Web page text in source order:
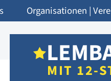
Organisationen |
MIT 12-